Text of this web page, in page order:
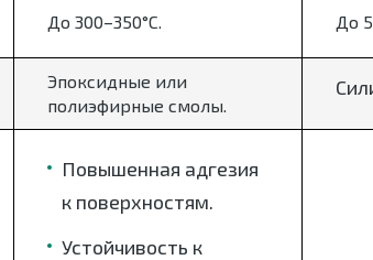
До 300–350°C. До
Эпоксидные или
полиэфирные смолы.
Повышенная адгезия
к поверхностям.
Устойчивость к